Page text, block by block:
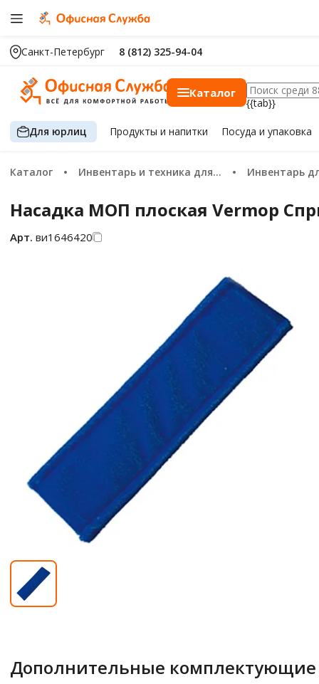
Санкт-Петербург 8 (812) 325-94-04
Каталог
{{tab}}
Для юрлиц Продуктыи напитки Посуда и упаковка
Каталог Инвентарь и техника для уборки Инвентарь
Насадка МОП плоская Vermop
Арт. ви1646420
Дополнительные комплектующие